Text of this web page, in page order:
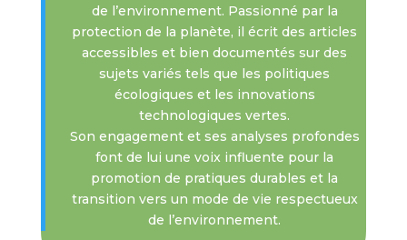
de l’environnement. Passionné par la
protection de la planète, il écrit des articles
accessibles et bien documentés sur des
sujets variés tels que les politiques
écologiques et les innovations
technologiques vertes.
Son engagement et ses analyses profondes
font de lui une voix influente pour la
promotion de pratiques durables et la
transition vers un mode de vie respectueux
de l’environnement.